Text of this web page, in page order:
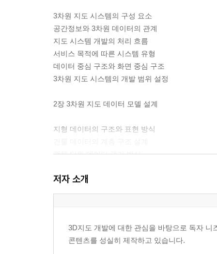
3차원 지도 시스템의 구성 요소
공간정보와 3차원 데이터의 관계
지도 시스템 개발의 처리 흐름
서비스 목적에 따른 시스템 유형
데이터 중심 구조와 화면 중심 구조
3차원 지도 시스템의 개발 범위 설정
2장 3차원 지도 데이터 모델 설계
지형 데이터의 구조와 표현 방식
객체 단위 데이터 관리 방식
타일 기반 데이터 분할 방식
좌표계와 위치 기준 설계
원천 데이터의 종류와 특성
저자 소개
3D지도 개발에 대한 관심을 바탕으로 독자
콘텐츠를 성실히 제작하고 있습니다.